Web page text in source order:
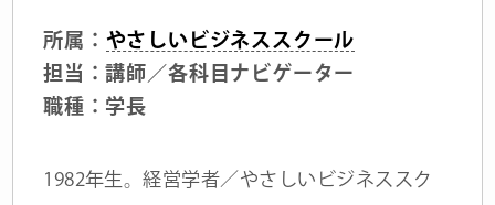
所属： やさしいビジネススクール
担当：講師／各科目ナビゲーター
職種：学長
1982年生。経営学者／やさしいビジネススク